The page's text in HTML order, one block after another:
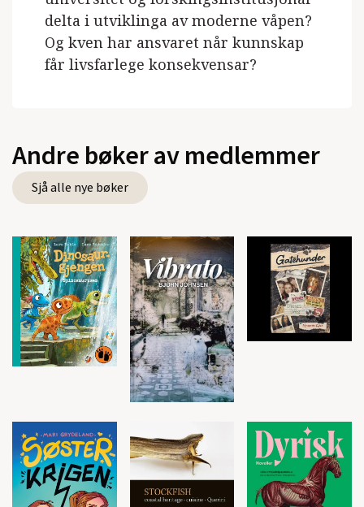
delta i utviklinga av moderne våpen?
Og kven har ansvaret når kunnskap
får livsfarlege konsekvensar?
Andre bøker av medlemmer
Sjå alle nye bøker